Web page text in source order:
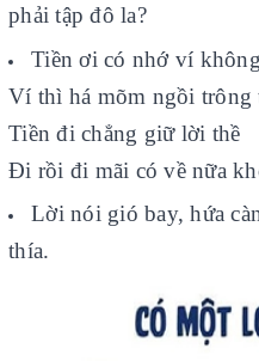
phải tập đô la?
Tiền ơi có nhớ ví
Ví thì há mõm ngồi trông
Tiền đi chẳng giữ lời thề
Đi rồi đi mãi có về nữa
Lời nói gió bay, hứa
thía.